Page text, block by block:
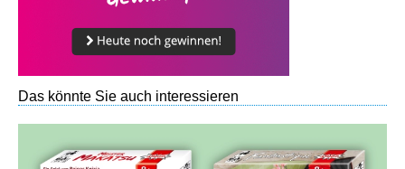
Das könnte Sie auch interessieren